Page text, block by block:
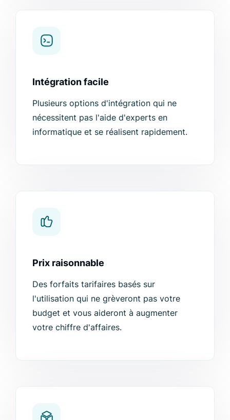
Intégration facile
Plusieurs options d'intégration qui ne
nécessitent pas l'aide d'experts en
informatique et se réalisent rapidement.
Prix raisonnable
Des forfaits tarifaires basés sur
l'utilisation qui ne grèveront pas votre
budget et vous aideront à augmenter
votre chiffre d'affaires.